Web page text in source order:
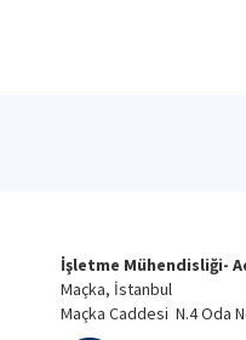
İşletme Mühendisliği-
Maçka, İstanbul
Maçka Caddesi N.4 Oda